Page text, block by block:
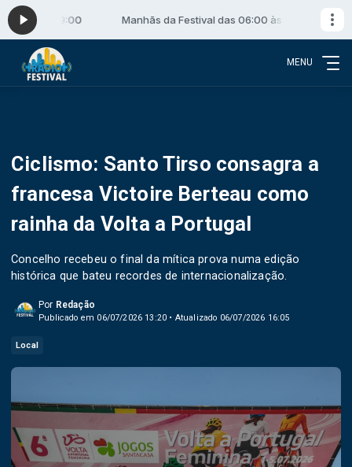
às 09:00 Manhãs da Festival das 06:00 às 09:00
MENU
Ciclismo: Santo Tirso consagra a
francesa Victoire Berteau como
rainha da Volta a Portugal
Concelho recebeu o final da mítica prova numa edição
histórica que bateu recordes de internacionalização.
Por Redação
Publicado em 06/07/2026 13:20 • Atualizado 06/07/2026 16:05
Local